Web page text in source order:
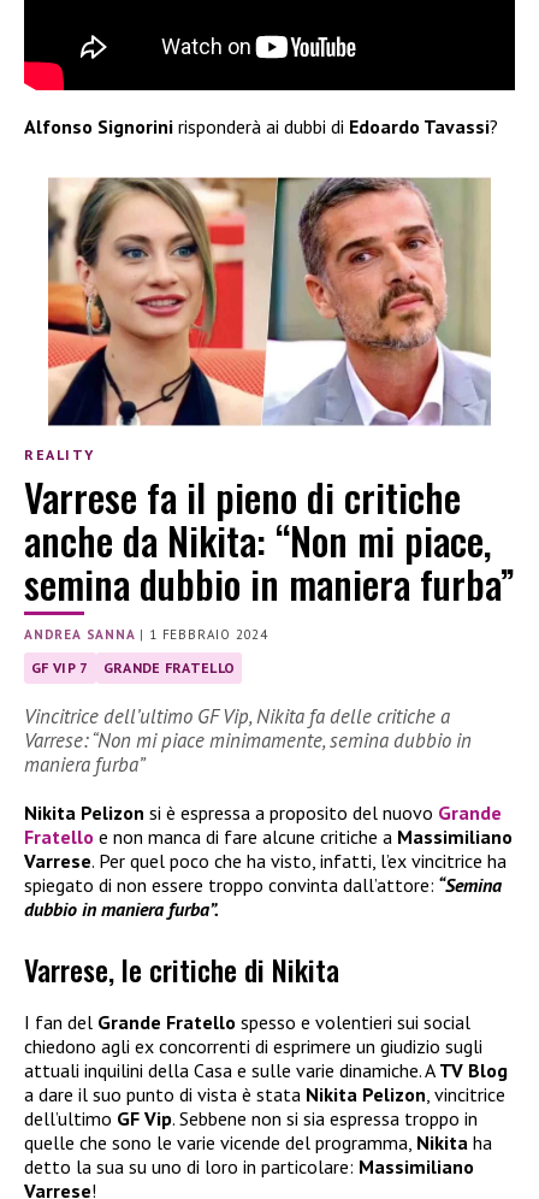
Alfonso Signorini risponderà ai dubbi di Edoardo Tavassi?
REALITY
Varrese fa il pieno di critiche
anche da Nikita: “Non mi piace,
semina dubbio in maniera furba”
ANDREA SANNA | 1 FEBBRAIO 2024
GF VIP 7 GRANDE FRATELLO
Vincitrice dell’ultimo GF Vip, Nikita fa delle critiche a
Varrese: “Non mi piace minimamente, semina dubbio in
maniera furba”
Nikita Pelizon si è espressa a proposito del nuovo Grande
Fratello e non manca di fare alcune critiche a Massimiliano
Varrese. Per quel poco che ha visto, infatti, l’ex vincitrice ha
spiegato di non essere troppo convinta dall’attore: “Semina
dubbio in maniera furba”.
Varrese, le critiche di Nikita
I fan del Grande Fratello spesso e volentieri sui social
chiedono agli ex concorrenti di esprimere un giudizio sugli
attuali inquilini della Casa e sulle varie dinamiche. A TV Blog
a dare il suo punto di vista è stata Nikita Pelizon , vincitrice
dell’ultimo GF Vip. Sebbene non si sia espressa troppo in
quelle che sono le varie vicende del programma, Nikita ha
detto la sua su uno di loro in particolare: Massimiliano
Varrese!